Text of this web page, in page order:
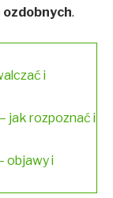
ozdobnych.
i
jak rozpoznać i
objawy i